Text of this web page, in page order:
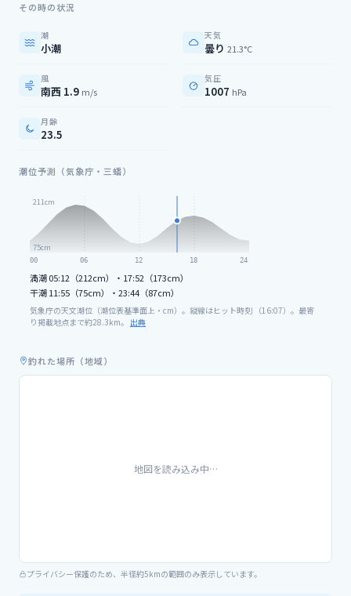
その時の状況
潮
小潮
天気
曇り 21.3°C
風
南西 1.9 m/s
気圧
1007 hPa
月齢
23.5
潮位予測（気象庁・三蟠）
211cm
75cm
00 06 12 18 24
満潮05:12（212cm）・17:52（173cm）
干潮11:55（75cm）・23:44（87cm）
気象庁の天文潮位（潮位表基準面上・cm）。縦線はヒット時刻 （16:07）。最寄
り掲載地点まで約28.3km。 出典
釣れた場所（地域）
地図を読み込み中…
プライバシー保護のため、半径約5kmの範囲のみ表示しています。